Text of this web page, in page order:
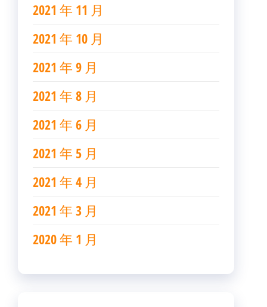
2021 年 11 月
2021 年 10 月
2021 年 9 月
2021 年 8 月
2021 年 6 月
2021 年 5 月
2021 年 4 月
2021 年 3 月
2020 年 1 月